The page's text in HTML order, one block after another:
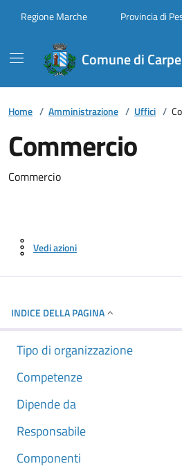
Regione Marche Provincia di
Comune di
Home / Amministrazione / Uffici /
Commercio
Commercio
Vedi azioni
INDICE DELLA PAGINA
Tipo di organizzazione
Competenze
Dipende da
Responsabile
Componenti